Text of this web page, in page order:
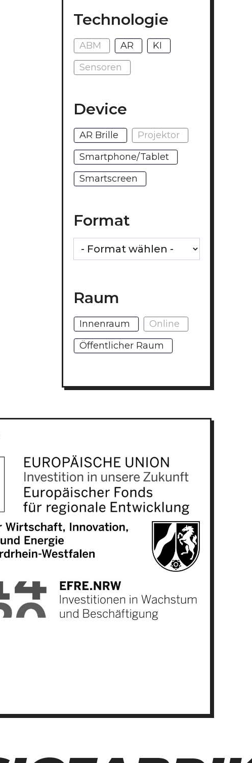
Veranstalter:innen
Technologie
ABM AR
KI
Sensoren
Device
AR Brille
Projektor
Smartphone/Tablet
Smartscreen
Format
Raum
Innenraum
Online
Öffentlicher Raum